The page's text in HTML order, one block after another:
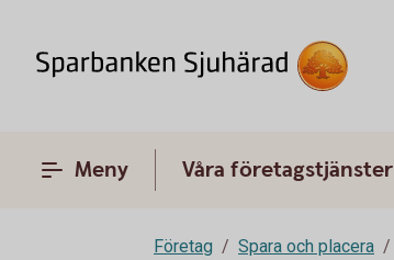
Meny Våra företagstjänster
Företag Spara och placera